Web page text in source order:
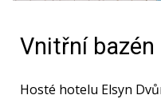
Vnitřní bazén
Hosté hotelu Elsyn